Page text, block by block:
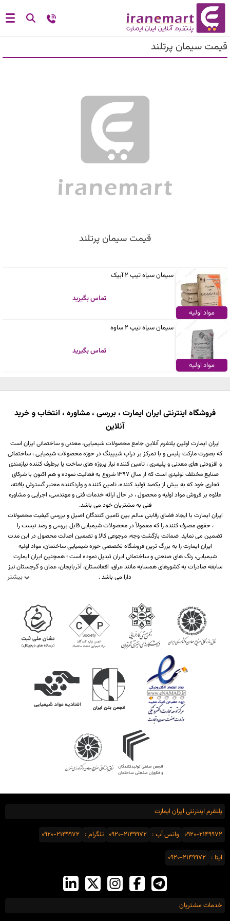
قیمت سیمان پرتلند
قیمت سیمان پرتلند
مواد اولیه
سیمان سیاه تیپ 2 آبیک
تماس بگیرید
مواد اولیه
سیمان سیاه تیپ 2 ساوه
تماس بگیرید
فروشگاه اینترنتی ایران ایمارت ، بررسی ، مشاوره ، انتخاب و خرید
آنلاین
بیشتر
ایران ایمارت اولین پلتفرم آنلاین جامع محصولات شیمیایی، معدنی و ساختمانی ایران است
که بصورت مارکت پلیس و با تمرکز بر دراپ شیپینگ در حوزه محصولات شیمیایی ، ساختمانی
و افزودنی های معدنی و پلیمری ، تامین کننده نیاز پروژه های ساخت یا برطرف کننده نیازمندی
صنایع مختلف تولیدی است که از سال 1397 شروع به فعالیت نموده و هم اکنون با شرکای
تجاری خود که به بیش از یکصد تولید کننده، تامین کننده و واردکننده معتبر گسترش یافته،
علاوه بر فروش مواد اولیه و محصول ، در حال ارائه خدمات فنی و مهندسی، اجرایی و مشاوره
فنی به مشتریان خود می باشد.
ایران ایمارت با ایجاد فضای رقابتی سالم بین تامین کنندگان اصیل و بررسی کیفیت محصولات
، حقوق مصرف کننده را که معمولاً در محصولات شیمیایی قابل بررسی و رصد نیست را
تضمین می نماید. ضمانت بازگشت وجه، مرجوعی کالا و تضمین اصالت محصول در این مدت
ایران ایمارت را به بزرگ ترین فروشگاه تخصصی حوزه شیمیایی ساختمان، مواد اولیه
شیمیایی، رنگ های صنعتی و ساختمانی ایران تبدیل نموده است ؛ همچنین ایران ایمارت
سابقه صادرات به کشورهای همسایه مانند عراق، افغانستان، آذربایجان، عمان و گرجستان نیز
دارا می باشد .
پلتفرم اینترنتی ایران ایمارت
0920-2149972 واتس اَپ : 0920-2149972 تلگرام : 0920-2149972
ایتا : 0920-2149972
خدمات مشتریان